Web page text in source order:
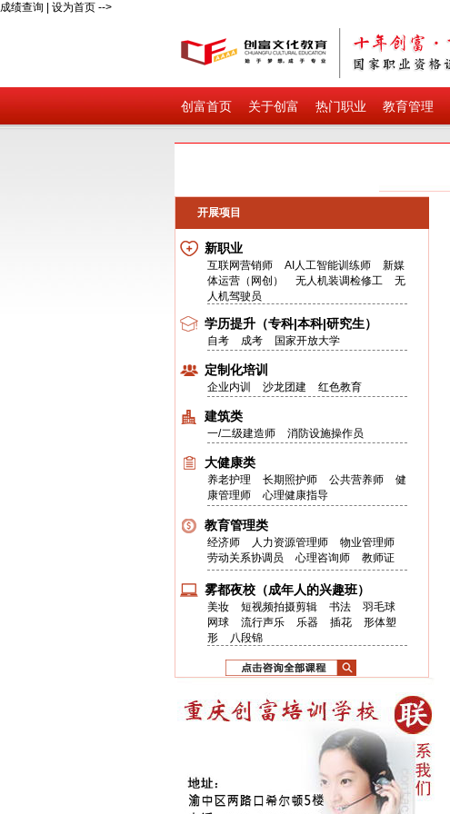
成绩查询 设为首页 -->
创富首页 关于创富 热门职业 教育管理
开展项目
新职业
互联网营销师 AI人工智能训练师
新媒
体运营（网创）
无人机装调检修工
无
人机驾驶员
学历提升（专科|本科|研究生）
自考 成考 国家开放大学
定制化培训
企业内训 沙龙团建 红色教育
建筑类
一/二级建造师 消防设施操作员
大健康类
养老护理 长期照护师 公共营养师
健
康管理师
心理健康指导
教育管理类
经济师 人力资源管理师
物业管理师
劳动关系协调员
心理咨询师 教师证
雾都夜校（成年人的兴趣班）
美妆 短视频拍摄剪辑 书法
羽毛球
网球
流行声乐 乐器 插花
形体塑
形
八段锦